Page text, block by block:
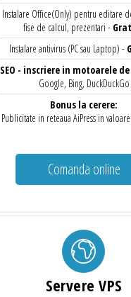
Instalare Office(Only) pentru editare
fise de calcul, prezentari -
Instalare antivirus (PC sau Laptop) -
SEO - inscriere in motoarele
Google, Bing, DuckDuckGo
Bonus la cerere:
Publicitate in reteaua AiPress in
Comanda online
Servere VPS